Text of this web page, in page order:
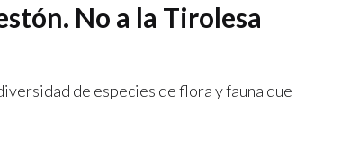
No a la Tirolesa
de especies de flora y fauna que